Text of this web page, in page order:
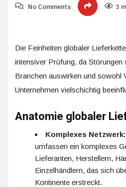
No Comments 3
Die Feinheiten globaler
intensiver Prüfung, da Störungen
Branchen auswirken und sowohl
Unternehmen vielschichtig
Anatomie globaler
Komplexes Netzwerk:
umfassen ein komplexes
Lieferanten, Herstellern,
Einzelhändlern, das sich
Kontinente erstreckt.